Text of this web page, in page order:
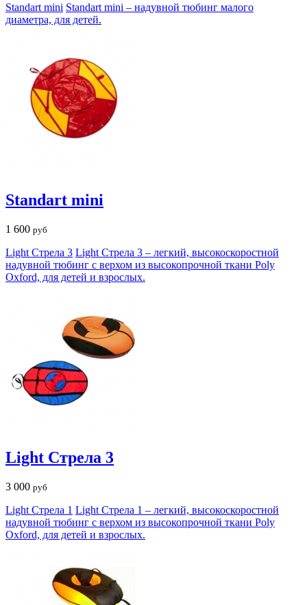
Standart mini Standart mini – надувной тюбинг малого
диаметра, для детей.
Standart mini
1 600 руб
Light Стрела 3 Light Стрела 3 – легкий, высокоскоростной
надувной тюбинг с верхом из высокопрочной ткани Poly
Oxford, для детей и взрослых.
Light Стрела 3
3 000 руб
Light Стрела 1 Light Стрела 1 – легкий, высокоскоростной
надувной тюбинг с верхом из высокопрочной ткани Poly
Oxford, для детей и взрослых.